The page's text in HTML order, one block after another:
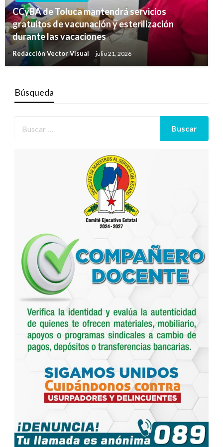
CCyBA de Toluca mantendrá servicios
gratuitos de vacunación y esterilización
durante las vacaciones
Redacción Vector Visual julio 21, 2026
Búsqueda